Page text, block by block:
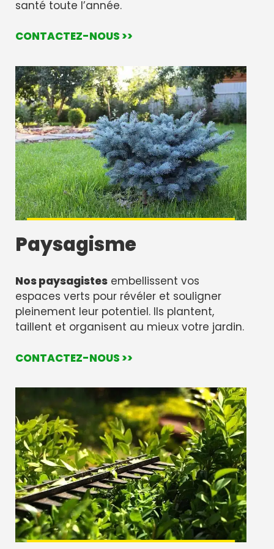
santé toute l’année.
CONTACTEZ-NOUS >>
Paysagisme
Nos paysagistes embellissent vos
espaces verts pour révéler et souligner
pleinement leur potentiel. Ils plantent,
taillent et organisent au mieux votre jardin.
CONTACTEZ-NOUS >>